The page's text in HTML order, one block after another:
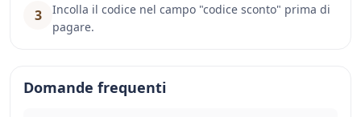
3
Incolla il codice nel campo "codice sconto" prima di
pagare.
Domande frequenti